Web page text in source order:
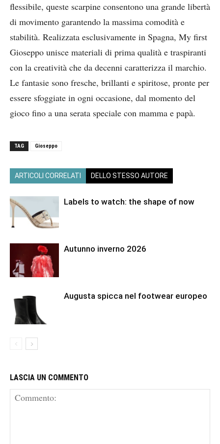
flessibile, queste scarpine consentono una grande libertà
di movimento garantendo la massima comodità e
stabilità. Realizzata esclusivamente in Spagna, My first
Gioseppo unisce materiali di prima qualità e traspiranti
con la creatività che da decenni caratterizza il marchio.
Le fantasie sono fresche, brillanti e spiritose, pronte per
essere sfoggiate in ogni occasione, dal momento del
gioco fino a una serata speciale con mamma e papà.
TAG Gioseppo
ARTICOLI CORRELATI DELLO STESSO AUTORE
Labels to watch: the shape of now
Autunno inverno 2026
Augusta spicca nel footwear europeo
LASCIA UN COMMENTO